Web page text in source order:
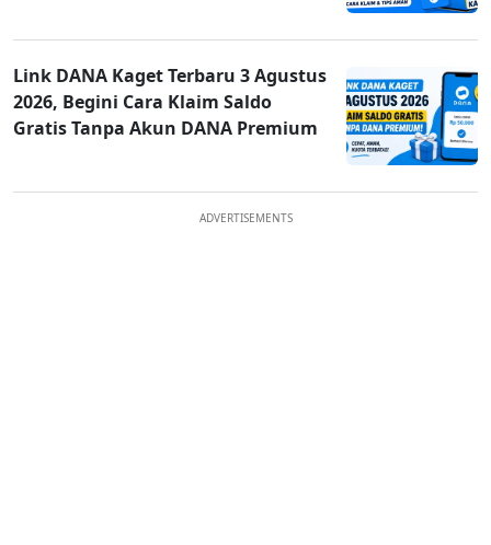
Link DANA Kaget Terbaru 3 Agustus
2026, Begini Cara Klaim Saldo
Gratis Tanpa Akun DANA Premium
ADVERTISEMENTS